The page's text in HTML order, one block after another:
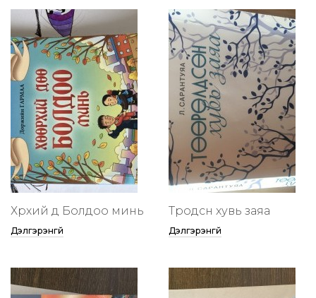
Хөөрхий дөө Болдоо минь
Дэлгэрэнгүй
Төөрөодсөн хувь заяа
Дэлгэрэнгүй